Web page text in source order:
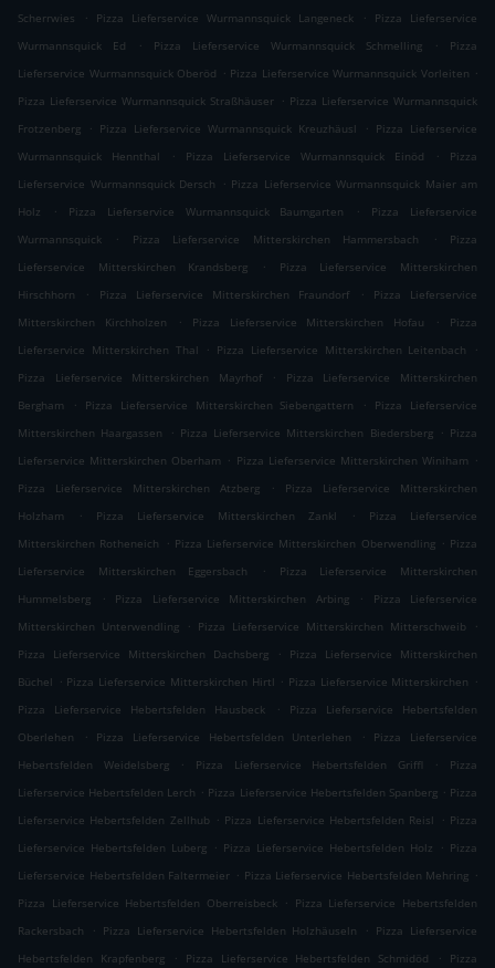
Scherrwies
. Pizza Lieferservice Wurmannsquick Langeneck .
Pizza Lieferservice
Wurmannsquick Ed
. Pizza Lieferservice Wurmannsquick Schmelling .
Pizza
Lieferservice Wurmannsquick Oberöd . Pizza Lieferservice Wurmannsquick Vorleiten .
Pizza Lieferservice Wurmannsquick Straßhäuser . Pizza Lieferservice Wurmannsquick
Frotzenberg
. Pizza Lieferservice Wurmannsquick Kreuzhäusl . Pizza Lieferservice
Wurmannsquick Hennthal
. Pizza Lieferservice Wurmannsquick Einöd .
Pizza
Lieferservice Wurmannsquick Dersch
. Pizza Lieferservice Wurmannsquick Maier am
Holz
. Pizza Lieferservice Wurmannsquick Baumgarten .
Pizza Lieferservice
Wurmannsquick
. Pizza Lieferservice Mitterskirchen Hammersbach .
Pizza
Lieferservice Mitterskirchen Krandsberg
.
Pizza Lieferservice Mitterskirchen
Hirschhorn
. Pizza Lieferservice Mitterskirchen Fraundorf .
Pizza Lieferservice
Mitterskirchen Kirchholzen
. Pizza Lieferservice Mitterskirchen Hofau .
Pizza
Lieferservice Mitterskirchen Thal
. Pizza Lieferservice Mitterskirchen Leitenbach
.
Pizza Lieferservice Mitterskirchen Mayrhof
.
Pizza Lieferservice Mitterskirchen
Bergham
. Pizza Lieferservice Mitterskirchen Siebengattern .
Pizza Lieferservice
Mitterskirchen Haargassen
. Pizza Lieferservice Mitterskirchen Biedersberg . Pizza
Lieferservice Mitterskirchen Oberham . Pizza Lieferservice Mitterskirchen Winiham .
Pizza Lieferservice Mitterskirchen Atzberg
.
Pizza Lieferservice Mitterskirchen
Holzham
. Pizza Lieferservice Mitterskirchen Zankl .
Pizza Lieferservice
Mitterskirchen Rotheneich
. Pizza Lieferservice Mitterskirchen Oberwendling . Pizza
Lieferservice Mitterskirchen Eggersbach
.
Pizza Lieferservice Mitterskirchen
Hummelsberg
. Pizza Lieferservice Mitterskirchen Arbing .
Pizza Lieferservice
Mitterskirchen Unterwendling
. Pizza Lieferservice Mitterskirchen Mitterschweib
.
Pizza Lieferservice Mitterskirchen Dachsberg
.
Pizza Lieferservice Mitterskirchen
Büchel . Pizza Lieferservice Mitterskirchen Hirtl . Pizza Lieferservice Mitterskirchen .
Pizza Lieferservice Hebertsfelden Hausbeck
.
Pizza Lieferservice Hebertsfelden
Oberlehen
. Pizza Lieferservice Hebertsfelden Unterlehen .
Pizza Lieferservice
Hebertsfelden Weidelsberg
. Pizza Lieferservice Hebertsfelden Griffl .
Pizza
Lieferservice Hebertsfelden Lerch . Pizza Lieferservice Hebertsfelden Spanberg . Pizza
Lieferservice Hebertsfelden Zellhub . Pizza Lieferservice Hebertsfelden Reisl . Pizza
Lieferservice Hebertsfelden Luberg . Pizza Lieferservice Hebertsfelden Holz . Pizza
Lieferservice Hebertsfelden Faltermeier . Pizza Lieferservice Hebertsfelden Mehring .
Pizza Lieferservice Hebertsfelden Oberreisbeck . Pizza Lieferservice Hebertsfelden
Rackersbach
. Pizza Lieferservice Hebertsfelden Holzhäuseln . Pizza Lieferservice
Hebertsfelden Krapfenberg
. Pizza Lieferservice Hebertsfelden Schmidöd .
Pizza